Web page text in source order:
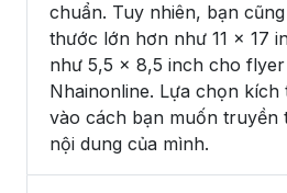
chuẩn. Tuy nhiên, bạn
thước lớn hơn như 11 x 17
như 5,5 x 8,5 inch cho
Nhainonline. Lựa chọn
vào cách bạn muốn truyền
nội dung của mình.